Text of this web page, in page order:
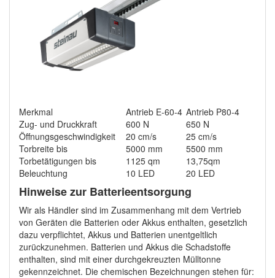
Merkmal Antrieb E-60-4 Antrieb P80-4
Zug- und Druckkraft
600 N
650 N
Öffnungsgeschwindigkeit
20 cm/s
25 cm/s
Torbreite bis
5000 mm
5500 mm
Torbetätigungen bis
1125 qm
13,75qm
Beleuchtung
10 LED 20 LED
Hinweise zur Batterieentsorgung
Wir als Händler sind im Zusammenhang mit dem Vertrieb
von Geräten die Batterien oder Akkus enthalten, gesetzlich
dazu verpflichtet, Akkus und Batterien unentgeltlich
zurückzunehmen. Batterien und Akkus die Schadstoffe
enthalten, sind mit einer durchgekreuzten Mülltonne
gekennzeichnet. Die chemischen Bezeichnungen stehen für: